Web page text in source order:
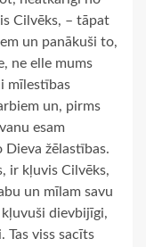
Cilvēks, – tāpat
un panākuši to,
ne elle mums
mīlestības
un, pirms
esam
Dieva žēlastības.
ir kļuvis Cilvēks,
un mīlam savu
dievbijīgi,
Tas viss sacīts